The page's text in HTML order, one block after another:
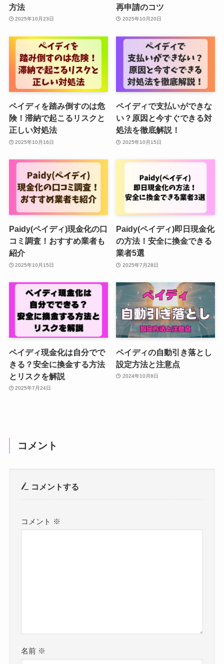
方法
2025年10月23日
再申請のコツ
2025年10月20日
ペイディを踏み倒すのは危
険！滞納で起こるリスクと
正しい対処法
2025年10月16日
ペイディで支払いができな
い？原因と今すぐできる対
処法を徹底解説！
2025年10月15日
Paidy(ペイディ)現金化の口
コミ調査！おすすめ業者も
紹介
2025年10月15日
Paidy(ペイディ)即日現金化
の方法！安全に換金できる
業者5選
2025年7月28日
ペイディ現金化は自分でで
きる？安全に換金する方法
とリスクを解説
2025年7月24日
ペイディの自動引き落とし
設定方法と注意点
2024年10月8日
コメント
コメントする
コメント ※
名前 ※